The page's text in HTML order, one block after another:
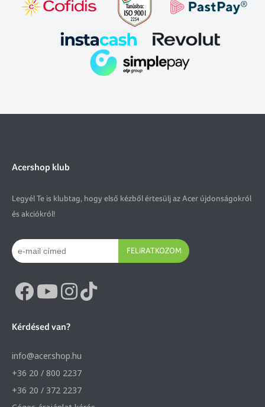
Acershop klub
Legyél Te is klubtag, hogy első kézből értesülj az Acer újdonságokról
és akciókról!
FELIRATKOZOM
Kérdésed van?
info@acer.shop.hu
+36 20 / 800 2237
+36 20 / 372 2237